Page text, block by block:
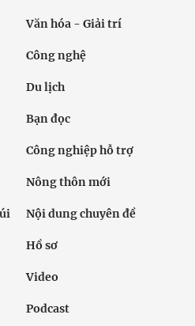
Văn hóa - Giải trí
Công nghệ
Du lịch
Bạn đọc
Công nghiệp hỗ trợ
Nông thôn mới
Nội dung chuyên đề
Hồ sơ
Video
Podcast